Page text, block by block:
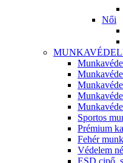
Női
Sportos
Prémium
Fehér
Védelem
ESD cipő,